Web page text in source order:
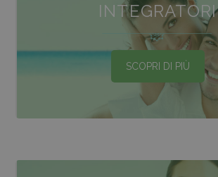
INTEGRATORI
SCOPRI DI PIÙ